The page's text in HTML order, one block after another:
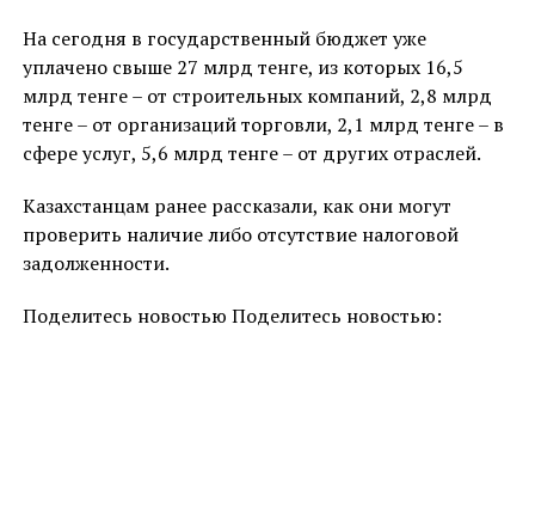
На сегодня в государственный бюджет уже
уплачено свыше 27 млрд тенге, из которых 16,5
млрд тенге – от строительных компаний, 2,8 млрд
тенге – от организаций торговли, 2,1 млрд тенге – в
сфере услуг, 5,6 млрд тенге – от других отраслей.
Казахстанцам ранее рассказали, как они могут
проверить наличие либо отсутствие налоговой
задолженности.
Поделитесь новостью Поделитесь новостью: